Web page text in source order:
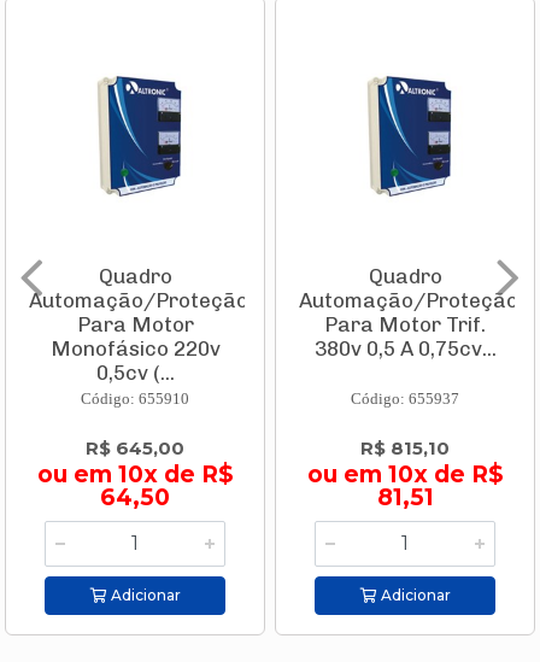
Quadro
Automação/Proteção
Para Motor
Monofásico 220v
0,5cv (...
Código: 655910
R$ 645,00
ou em 10x de R$
64,50
Adicionar
Quadro
Automação/Proteção
Para Motor Trif.
380v 0,5 A 0,75cv...
Código: 655937
R$ 815,10
ou em 10x de R$
81,51
Adicionar